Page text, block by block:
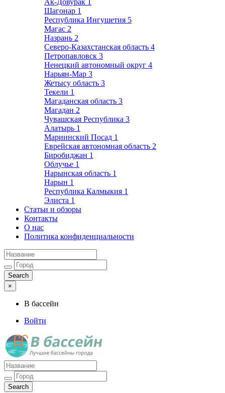
Ак-Довурак 1
Шагонар 1
Республика Ингушетия 5
Магас 2
Назрань 2
Северо-Казахстанская область 4
Петропавловск 3
Ненецкий автономный округ 4
Нарьян-Мар 3
Жетысу область 3
Текели 1
Магаданская область 3
Магадан 2
Чувашская Республика 3
Алатырь 1
Мариинский Посад 1
Еврейская автономная область 2
Биробиджан 1
Облучье 1
Нарынская область 1
Нарын 1
Республика Калмыкия 1
Элиста 1
Статьи и обзоры
Контакты
О нас
Политика конфиденциальности
×
В бассейн
Войти
Лучшие бассейны города